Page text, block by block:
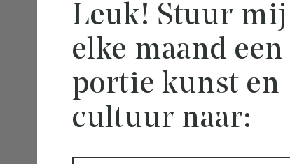
Leuk! Stuur mij
elke maand een
portie kunst en
cultuur naar: